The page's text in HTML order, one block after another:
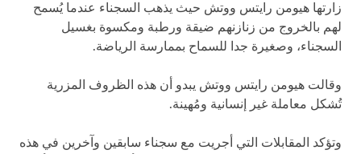
زارتها هيومن رايتس ووتش حيث يذهب السجناء عندما يُسمح
لهم بالخروج من زنازنهم ضيقة ورطبة ومكسوة بغسيل
السجناء، وصغيرة جدا للسماح بممارسة الرياضة.
وقالت هيومن رايتس ووتش يبدو أن هذه الظروف المزرية
تُشكل معاملة غير إنسانية ومُهينة.
وتؤكد المقابلات التي أجريت مع سجناء سابقين وآخرين في هذه